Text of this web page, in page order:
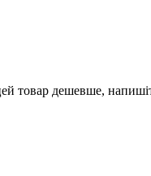
товар дешевше,